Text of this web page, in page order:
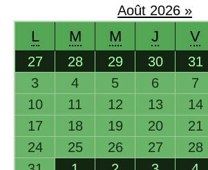
Août 2026 »
L M M J V
27 28 29 30 31
3
4 5 6 7
10
11 12 13 14
17
18 19 20 21
24
25 26 27 28